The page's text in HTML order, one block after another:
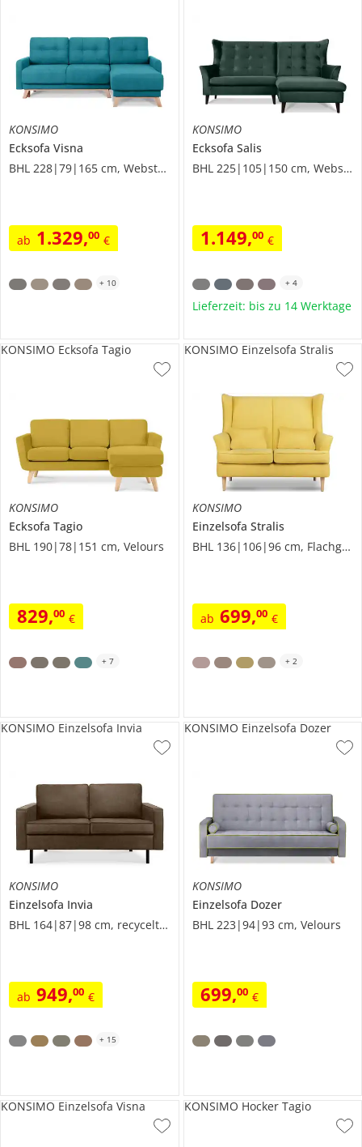
KONSIMO
Ecksofa Visna
BHL 228|79|165 cm, Webstoff
ab 1.329,00 €
+ 10
KONSIMO
Ecksofa Salis
BHL 225|105|150 cm, Webstoff
1.149,00 €
+ 4
Lieferzeit: bis zu 14 Werktage
KONSIMO
Ecksofa Tagio
BHL 190|78|151 cm, Velours
829,00 €
KONSIMO Ecksofa Tagio
+ 7
KONSIMO
Einzelsofa Stralis
BHL 136|106|96 cm, Flachgewebe
ab 699,00 €
KONSIMO Einzelsofa Stralis
+ 2
KONSIMO
Einzelsofa Invia
BHL 164|87|98 cm, recyceltes Leder
ab 949,00 €
KONSIMO Einzelsofa Invia
+ 15
KONSIMO
Einzelsofa Dozer
BHL 223|94|93 cm, Velours
699,00 €
KONSIMO Einzelsofa Dozer
KONSIMO Einzelsofa Visna KONSIMO Hocker Tagio